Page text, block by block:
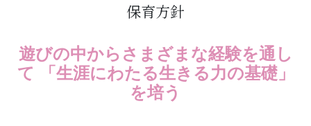
保育方針
遊びの中からさまざまな経験を通し
て 「生涯にわたる生きる力の基礎」
を培う